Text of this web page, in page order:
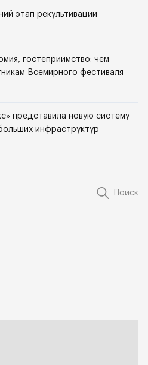
этап рекультивации
гостеприимство: чем
Всемирного фестиваля
представила новую систему
инфраструктур
Поиск